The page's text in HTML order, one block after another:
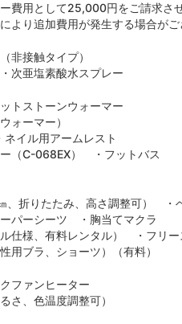
費用として25,000円をご請求さ
より追加費用が発生する場合がご
非接触タイプ）
次亜塩素酸水スプレー
トストーンウォーマー
ウォーマー）
ネイル用アームレスト
ー（C-068EX） ・フットバス
、折りたたみ、高さ調整可） ・
パーシーツ ・胸当てマクラ
ル仕様、有料レンタル） ・フリ
用ブラ、ショーツ）（有料）
ファンヒーター
さ、色温度調整可）